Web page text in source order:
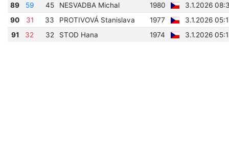
89
59 45 NESVADBA Michal 1980
3.1.2026
90
31 33 PROTIVOVÁ Stanislava 1977
3.1.2026
91
32 32 STOD Hana 1974 3.1.2026